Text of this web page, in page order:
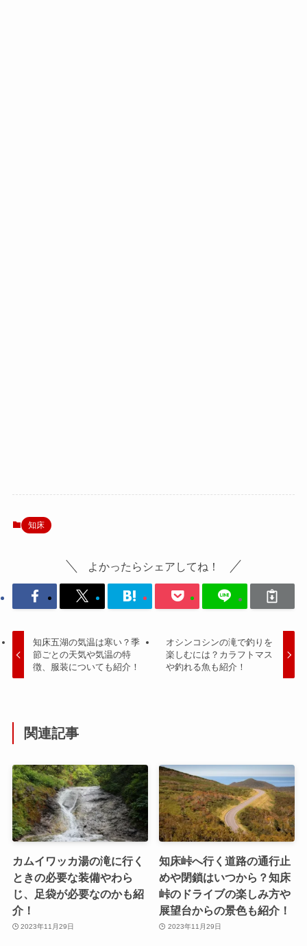
知床
よかったらシェアしてね！
知床五湖の気温は寒い？季
節ごとの天気や気温の特
徴、服装についても紹介！
オシンコシンの滝で釣りを
楽しむには？カラフトマス
や釣れる魚も紹介！
関連記事
カムイワッカ湯の滝に行く
ときの必要な装備やわら
じ、足袋が必要なのかも紹
介！
2023年11月29日
知床峠へ行く道路の通行止
めや閉鎖はいつから？知床
峠のドライブの楽しみ方や
展望台からの景色も紹介！
2023年11月29日